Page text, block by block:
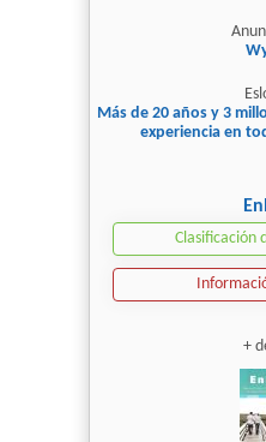
Más de 20 años y 3
experiencia en
Clasificación
+